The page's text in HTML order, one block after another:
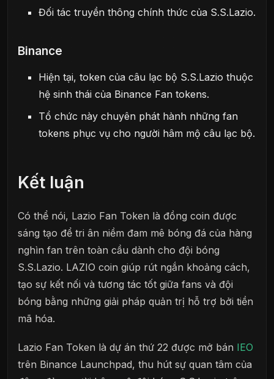
Đối tác truyền thông chính thức của S.S.Lazio.
Binance
Hiện tại, token của câu lạc bộ S.S.Lazio thuộc
hệ sinh thái của Binance Fan tokens.
Tổ chức này chuyên phát hành những fan
tokens phục vụ cho người hâm mộ câu lạc bộ.
Kết luận
Có thể nói, Lazio Fan Token là đồng coin được
sáng tạo để tri ân niềm đam mê bóng đá của hàng
nghìn fan trên toàn cầu dành cho đội bóng
S.S.Lazio. LAZIO coin giúp rút ngắn khoảng cách,
tạo sự kết nối và tương tác tốt giữa fans và đội
bóng bằng những giải pháp quản trị hỗ trợ bởi tiền
mã hóa.
Lazio Fan Token là dự án thứ 22 được mở bán IEO
trên Binance Launchpad, thu hút sự quan tâm của